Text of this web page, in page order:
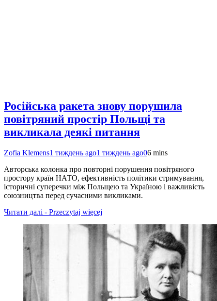
Російська ракета знову порушила
повітряний простір Польщі та
викликала деякі питання
Zofia Klemens1 тиждень ago1 тиждень ago06 mins
Авторська колонка про повторні порушення повітряного
простору країн НАТО, ефективність політики стримування,
історичні суперечки між Польщею та Україною і важливість
союзництва перед сучасними викликами.
Читати далі - Przeczytaj więcej